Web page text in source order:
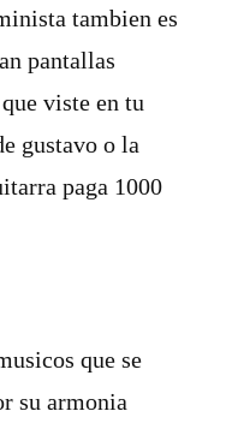
tambien es
pantallas
viste en tu
gustavo o la
paga 1000
que se
su armonia